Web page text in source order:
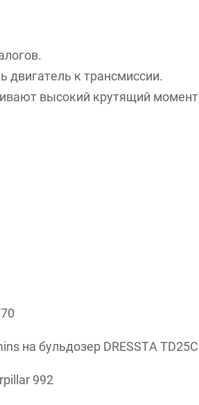
к трансмиссии.
высокий крутящий
на бульдозер DRESSTA TD25C
992